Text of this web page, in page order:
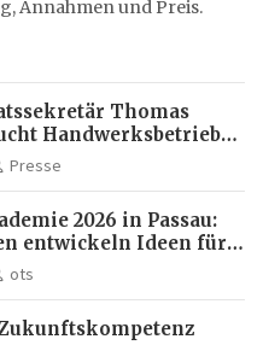
Annahmen und Preis.
Thomas
Handwerksbetrieb
Freiburg
Presse
2026 in Passau:
entwickeln Ideen für
ots